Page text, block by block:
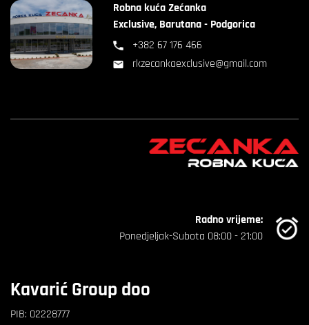
Robna kuća Zećanka
Exclusive, Barutana - Podgorica
+382 67 176 466
rkzecankaexclusive@gmail.com
Kavarić Group doo
PIB: 02228777
Radno vrijeme:
Ponedjeljak-Subota 08:00 - 21:00